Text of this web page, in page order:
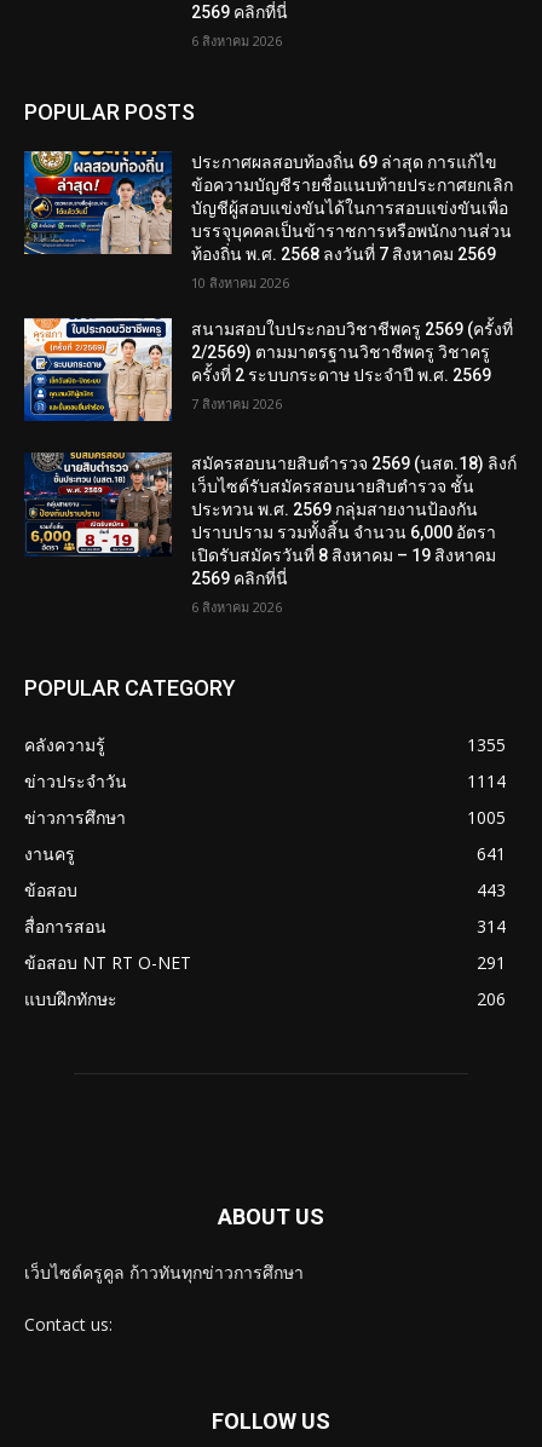
2569 คลิกที่นี่
6 สิงหาคม 2026
POPULAR POSTS
ประกาศผลสอบท้องถิ่น 69 ล่าสุด การแก้ไข
ข้อความบัญชีรายชื่อแนบท้ายประกาศยกเลิก
บัญชีผู้สอบแข่งขันได้ในการสอบแข่งขันเพื่อ
บรรจุบุคคลเป็นข้าราชการหรือพนักงานส่วน
ท้องถิ่น พ.ศ. 2568 ลงวันที่ 7 สิงหาคม 2569
10 สิงหาคม 2026
สนามสอบใบประกอบวิชาชีพครู 2569 (ครั้งที่
2/2569) ตามมาตรฐานวิชาชีพครู วิชาครู
ครั้งที่ 2 ระบบกระดาษ ประจำปี พ.ศ. 2569
7 สิงหาคม 2026
สมัครสอบนายสิบตำรวจ 2569 (นสต.18) ลิงก์
เว็บไซต์รับสมัครสอบนายสิบตำรวจ ชั้น
ประทวน พ.ศ. 2569 กลุ่มสายงานป้องกัน
ปราบปราม รวมทั้งสิ้น จำนวน 6,000 อัตรา
เปิดรับสมัครวันที่ 8 สิงหาคม – 19 สิงหาคม
2569 คลิกที่นี่
6 สิงหาคม 2026
POPULAR CATEGORY
คลังความรู้
1355
ข่าวประจำวัน
1114
ข่าวการศึกษา
1005
งานครู
641
ข้อสอบ
443
สื่อการสอน
314
ข้อสอบ NT RT O-NET
291
แบบฝึกทักษะ
206
ABOUT US
เว็บไซต์ครูคูล ก้าวทันทุกข่าวการศึกษา
Contact us:
FOLLOW US